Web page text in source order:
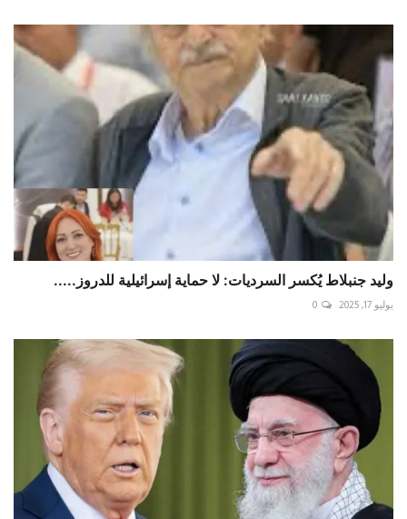
وليد جنبلاط يُكسر السرديات: لا حماية إسرائيلية للدروز.....
يوليو 17, 2025 0